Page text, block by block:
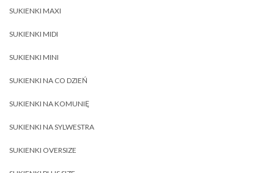
SUKIENKI MAXI
SUKIENKI MIDI
SUKIENKI MINI
SUKIENKI NA CO DZIEŃ
SUKIENKI NA KOMUNIĘ
SUKIENKI NA SYLWESTRA
SUKIENKI OVERSIZE